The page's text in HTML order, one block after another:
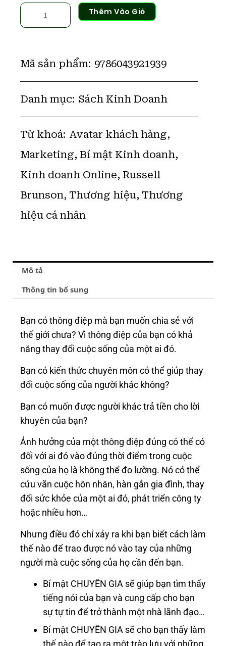
Bí
CHUYÊN
GIA
số
lượng
Thêm Vào Giỏ
Mã sản phẩm: 9786043921939
Danh mục: Sách Kinh Doanh
Từ khoá: Avatar khách hàng,
Marketing, Bí mật Kinh doanh,
Kinh doanh Online, Russell
Brunson, Thương hiệu, Thương
hiệu cá nhân
Mô tả
Thông tin bổ sung
Bạn có thông điệp mà bạn muốn chia sẻ với
thế giới chưa? Vì thông điệp của bạn có khả
năng thay đổi cuộc sống của một ai đó.
Bạn có kiến thức chuyên môn có thể giúp thay
đổi cuộc sống của người khác không?
Bạn có muốn được người khác trả tiền cho lời
khuyên của bạn?
Ảnh hưởng của một thông điệp đúng có thể có
đối với ai đó vào đúng thời điểm trong cuộc
sống của họ là không thể đo lường. Nó có thể
cứu vãn cuộc hôn nhân, hàn gắn gia đình, thay
đổi sức khỏe của một ai đó, phát triển công ty
hoặc nhiều hơn…
Nhưng điều đó chỉ xảy ra khi bạn biết cách làm
thế nào để trao được nó vào tay của những
người mà cuộc sống của họ cần đến bạn.
Bí mật CHUYÊN GIA sẽ giúp bạn tìm thấy
tiếng nói của bạn và cung cấp cho bạn
sự tự tin để trở thành một nhà lãnh đạo…
Bí mật CHUYÊN GIA sẽ cho bạn thấy làm